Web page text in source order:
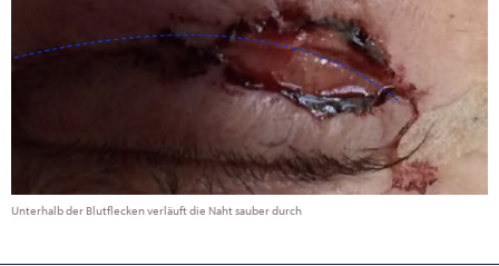
Unterhalb der Blutflecken verläuft die Naht sauber durch